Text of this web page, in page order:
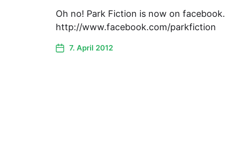
Oh no! Park Fiction is now on facebook.
http://www.facebook.com/parkfiction
7. April 2012